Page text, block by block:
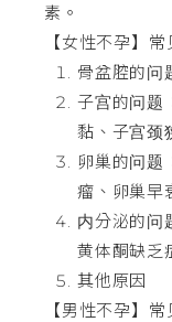
素。
【女性不孕】常
骨盆腔的问
子宫的问题
黏、子宫颈
卵巢的问题
瘤、卵巢早
内分泌的问
黄体酮缺乏
其他原因
【男性不孕】常